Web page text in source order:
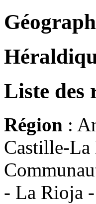
Liste des
Région :
Castille-La
- La Rioja